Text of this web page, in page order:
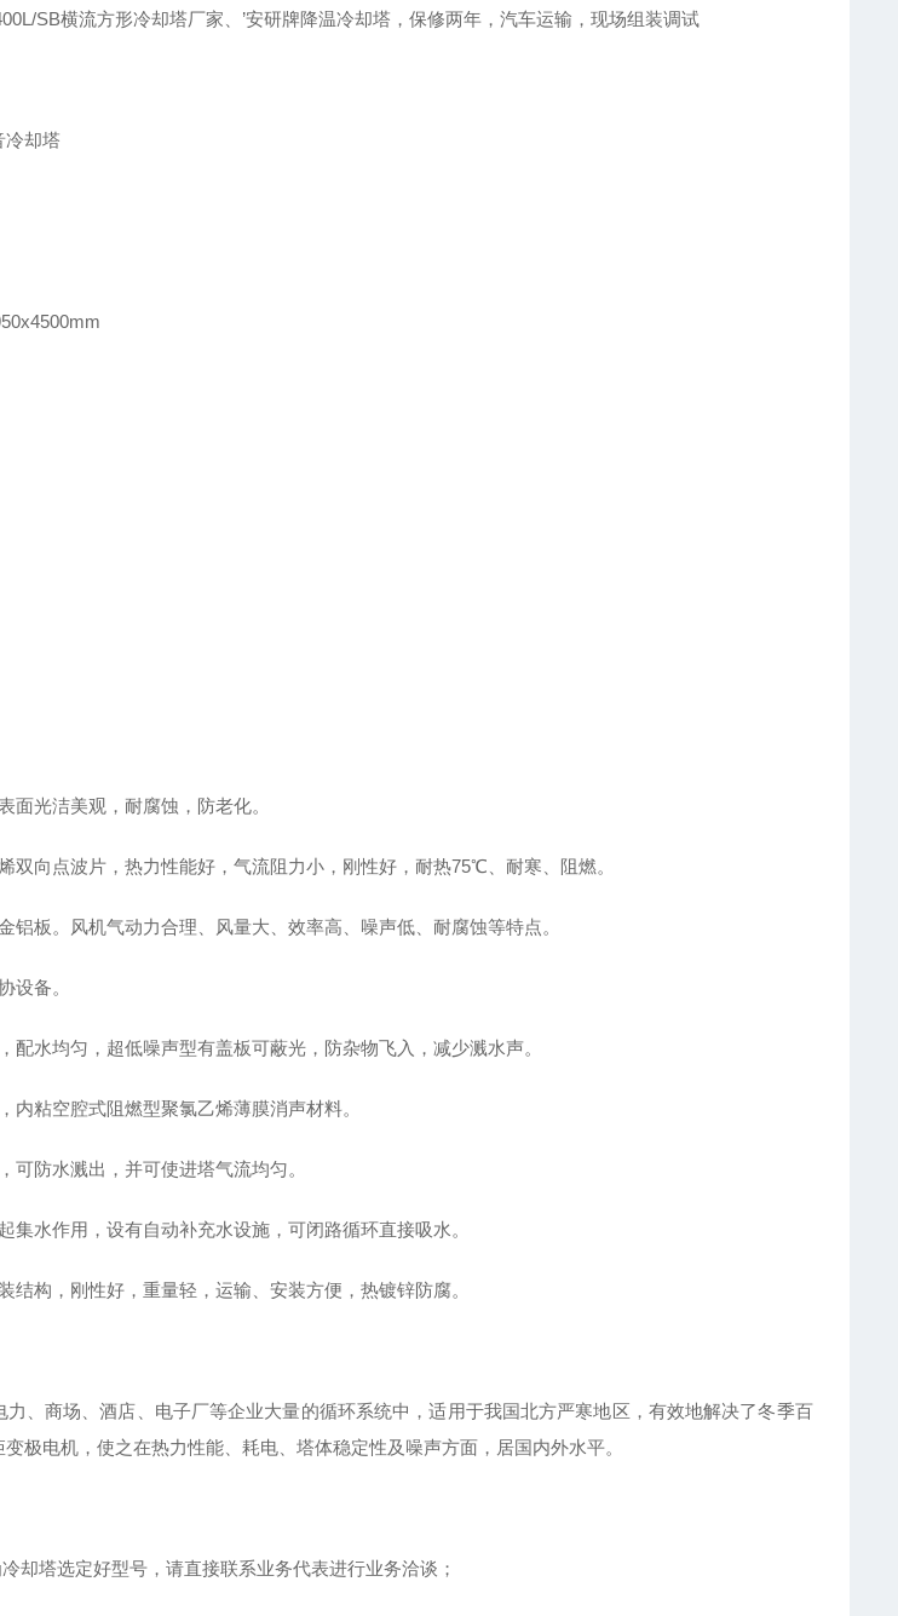
SB横流方形冷却塔厂家、’安研牌降温冷却塔，保修两年，汽车运输，现场组装调试
冷却塔
光洁美观，耐腐蚀，防老化。
向点波片，热力性能好，气流阻力小，刚性好，耐热75℃、耐寒、阻燃。
板。风机气动力合理、风量大、效率高、噪声低、耐腐蚀等特点。
备。
水均匀，超低噪声型有盖板可蔽光，防杂物飞入，减少溅水声。
粘空腔式阻燃型聚氯乙烯薄膜消声材料。
防水溅出，并可使进塔气流均匀。
水作用，设有自动补充水设施，可闭路循环直接吸水。
构，刚性好，重量轻，运输、安装方便，热镀锌防腐。
力、商场、酒店、电子厂等企业大量的循环系统中，适用于我国北方严寒地区，有效地解决了冬季百
极电机，使之在热力性能、耗电、塔体稳定性及噪声方面，居国内外水平。
却塔选定好型号，请直接联系业务代表进行业务洽谈；